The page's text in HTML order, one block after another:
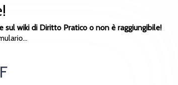
sul wiki di Diritto Pratico o non è raggiungibile!